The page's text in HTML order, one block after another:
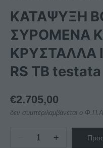
ΚΑΤΑΨΥΞΗ
ΣΥΡΟΜΕΝΑ
ΚΡΥΣΤΑΛΛΑ
RS TB testata
€2.705,00
δεν συμπεριλαμβάνεται ο
ΚΑΤΑΨΥΞΗ +